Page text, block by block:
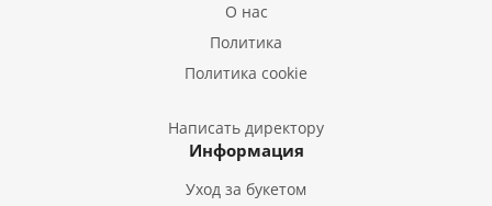
Букеты из Эустом
Букеты из Гладиолусов
Букеты из Тюльпанов
О нас
Политика
Политика cookie
Написать директору
Информация
Уход за букетом